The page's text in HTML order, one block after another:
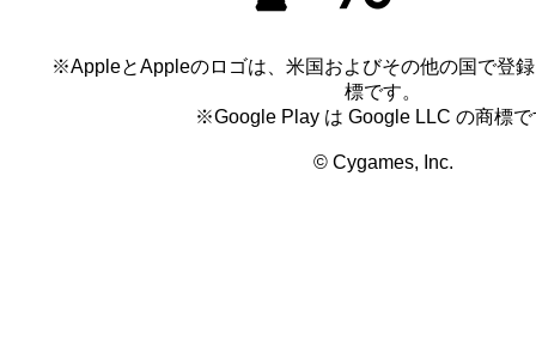
※AppleとAppleのロゴは、米国およびその他の国で登
標です。
※Google Play は Google LLC の商標で
© Cygames, Inc.